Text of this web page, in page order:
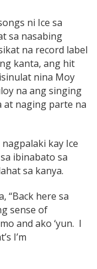
ni Ice sa
sa nasabing
na record label
kanta, ang hit
nina Moy
na ang singing
at naging parte na
kay Ice
ibinabato sa
sa kanya.
“Back here sa
sense of
and ako ‘yun. I
I’m